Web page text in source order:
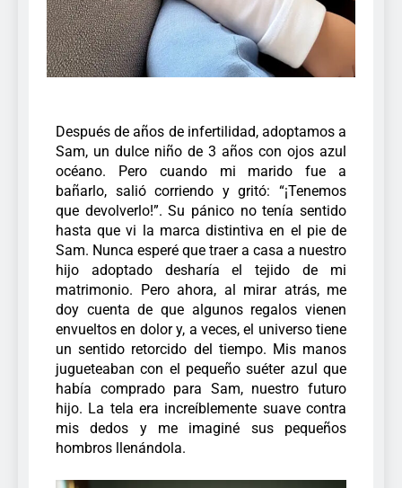
Después de años de infertilidad, adoptamos a
Sam, un dulce niño de 3 años con ojos azul
océano. Pero cuando mi marido fue a
bañarlo, salió corriendo y gritó: “¡Tenemos
que devolverlo!”. Su pánico no tenía sentido
hasta que vi la marca distintiva en el pie de
Sam. Nunca esperé que traer a casa a nuestro
hijo adoptado desharía el tejido de mi
matrimonio. Pero ahora, al mirar atrás, me
doy cuenta de que algunos regalos vienen
envueltos en dolor y, a veces, el universo tiene
un sentido retorcido del tiempo. Mis manos
jugueteaban con el pequeño suéter azul que
había comprado para Sam, nuestro futuro
hijo. La tela era increíblemente suave contra
mis dedos y me imaginé sus pequeños
hombros llenándola.